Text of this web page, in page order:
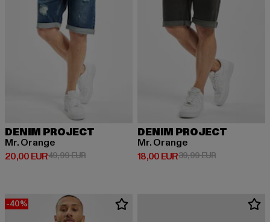
DENIM PROJECT
Mr. Orange
20,00 EUR
Derzeitiger Preis: 20,00 EUR
49,99 EURAktionspreis: 49,99 EUR
DENIM PROJECT
Mr. Orange
18,00 EUR
Derzeitiger Preis: 18,00 EUR
39,99 EURAktionspreis:
-40%